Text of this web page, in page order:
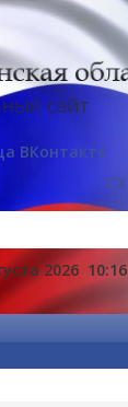
ВКонтакте
2026 10:16